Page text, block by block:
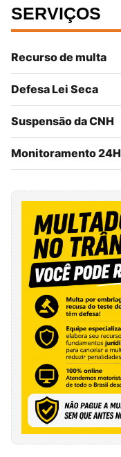
SERVIÇOS
Recurso de multa
Defesa Lei Seca
Suspensão da CNH
Monitoramento 24H